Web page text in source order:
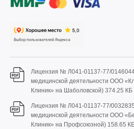
Лицензия № Л041-01137-77/
медицинской деятельности ООО
Клиник» на Шаболовской) 374.25 КБ
Лицензия № Л041-01137-77/
медицинской деятельности ООО
Клиник» на Профсоюзной) 158.65